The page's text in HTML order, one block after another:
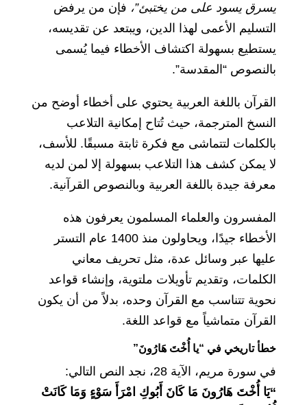
يسرق يسود على من يختبئ”، فإن من يرفض
التسليم الأعمى لهذا الدين، ويبتعد عن تقديسه،
يستطيع بسهولة اكتشاف الأخطاء فيما يُسمى
بالنصوص “المقدسة”.
القرآن باللغة العربية يحتوي على أخطاء أوضح من
النسخ المترجمة، حيث تُتاح إمكانية التلاعب
بالكلمات لتتماشى مع فكرة ثابتة مسبقًا. للأسف،
لا يمكن كشف هذا التلاعب بسهولة إلا لمن لديه
معرفة جيدة باللغة العربية وبالنصوص القرآنية.
المفسرون والعلماء المسلمون يعرفون هذه
الأخطاء جيدًا، ويحاولون منذ 1400 عام التستر
عليها عبر وسائل عدة، مثل تحريف معاني
الكلمات، وتقديم تأويلات ملتوية، وإنشاء قواعد
نحوية تتناسب مع القرآن وحده، بدلاً من أن يكون
القرآن متماشياً مع قواعد اللغة.
خطأ تاريخي في “يا أُخْتَ هَارُونَ”
في سورة مريم، الآية 28، نجد النص التالي:
“يَا أُخْتَ هَارُونَ مَا كَانَ أَبُوكِ امْرَأَ سَوْءٍ وَمَا كَانَتْ